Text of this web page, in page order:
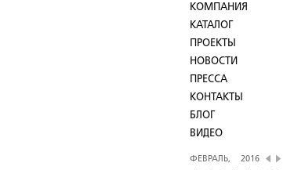
КОМПАНИЯ
КАТАЛОГ
ПРОЕКТЫ
НОВОСТИ
ПРЕССА
КОНТАКТЫ
БЛОГ
ВИДЕО
ФЕВРАЛЬ,
2016